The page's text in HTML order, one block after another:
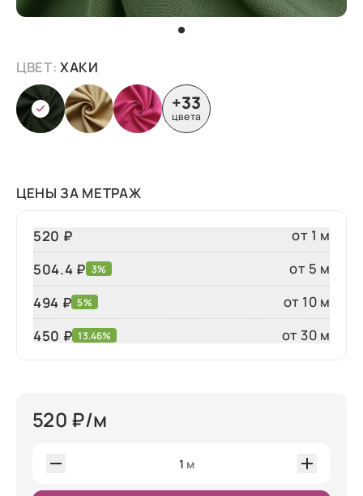
ЦВЕТ:ХАКИ
+33
цвета
ЦЕНЫ ЗА МЕТРАЖ
520 ₽
от 1 м
504.4 ₽ 3%
от 5 м
494 ₽ 5%
от 10 м
450 ₽ 13.46% от 30 м
520 ₽/м
1 м